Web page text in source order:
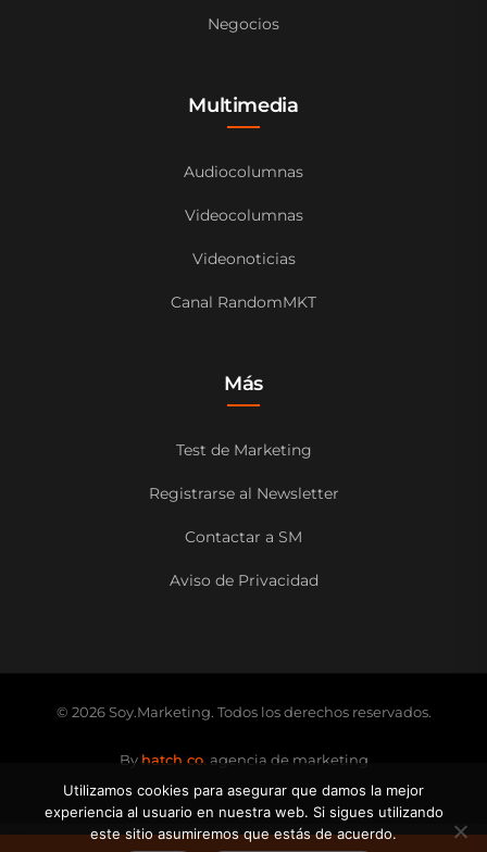
Negocios
Multimedia
Audiocolumnas
Videocolumnas
Videonoticias
Canal RandomMKT
Más
Test de Marketing
Registrarse al Newsletter
Contactar a SM
Aviso de Privacidad
© 2026 Soy.Marketing. Todos los derechos reservados.
By hatch co. agencia de marketing
Utilizamos cookies para asegurar que damos la mejor
experiencia al usuario en nuestra web. Si sigues utilizando
este sitio asumiremos que estás de acuerdo.